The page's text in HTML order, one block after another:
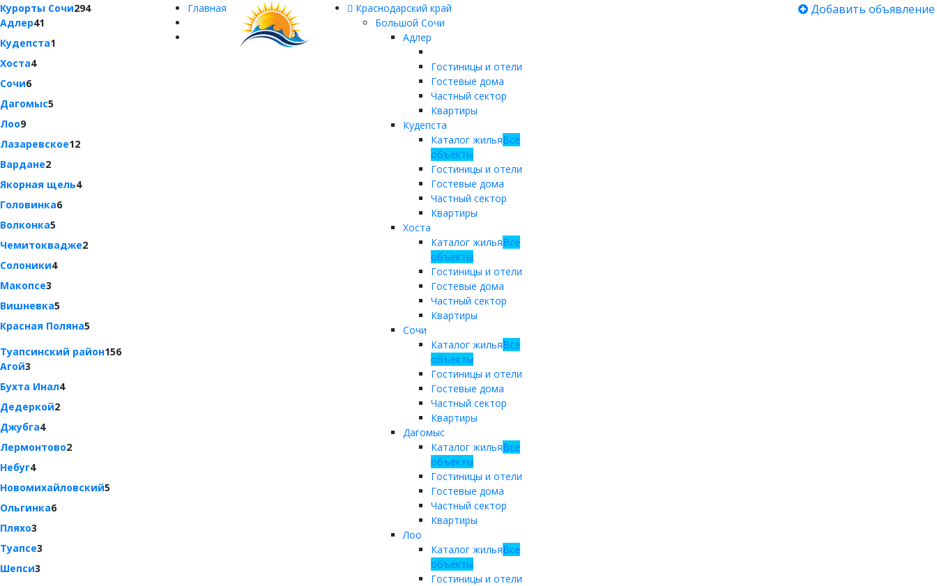
Курорты Сочи294
Адлер41
Кудепста1
Хоста4
Сочи6
Дагомыс5
Лоо9
Лазаревское12
Вардане2
Якорная щель4
Головинка6
Волконка5
Чемитоквадже2
Солоники4
Макопсе3
Вишневка5
Красная Поляна5
Туапсинский район156
Агой3
Бухта Инал4
Дедеркой2
Джубга4
Лермонтово2
Небуг4
Новомихайловский5
Ольгинка6
Пляхо3
Туапсе3
Шепси3
Главная
Краснодарский край
Большой Сочи
Адлер
Гостиницы и отели
Гостевые дома
Частный сектор
Квартиры
Кудепста
Каталог жильяВсе
объекты
Гостиницы и отели
Гостевые дома
Частный сектор
Квартиры
Хоста
Каталог жильяВсе
объекты
Гостиницы и отели
Гостевые дома
Частный сектор
Квартиры
Сочи
Каталог жильяВсе
объекты
Гостиницы и отели
Гостевые дома
Частный сектор
Квартиры
Дагомыс
Каталог жильяВсе
объекты
Гостиницы и отели
Гостевые дома
Частный сектор
Квартиры
Лоо
Каталог жильяВсе
объекты
Гостиницы и отели
Добавить объявление